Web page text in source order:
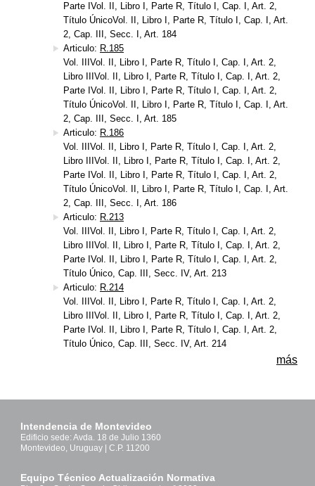
Parte IVol. II, Libro I, Parte R, Título I, Cap. I, Art. 2,
Título ÚnicoVol. II, Libro I, Parte R, Título I, Cap. I, Art.
2, Cap. III, Secc. I, Art. 184
Articulo: R.185
Vol. IIIVol. II, Libro I, Parte R, Título I, Cap. I, Art. 2,
Libro IIIVol. II, Libro I, Parte R, Título I, Cap. I, Art. 2,
Parte IVol. II, Libro I, Parte R, Título I, Cap. I, Art. 2,
Título ÚnicoVol. II, Libro I, Parte R, Título I, Cap. I, Art.
2, Cap. III, Secc. I, Art. 185
Articulo: R.186
Vol. IIIVol. II, Libro I, Parte R, Título I, Cap. I, Art. 2,
Libro IIIVol. II, Libro I, Parte R, Título I, Cap. I, Art. 2,
Parte IVol. II, Libro I, Parte R, Título I, Cap. I, Art. 2,
Título ÚnicoVol. II, Libro I, Parte R, Título I, Cap. I, Art.
2, Cap. III, Secc. I, Art. 186
Articulo: R.213
Vol. IIIVol. II, Libro I, Parte R, Título I, Cap. I, Art. 2,
Libro IIIVol. II, Libro I, Parte R, Título I, Cap. I, Art. 2,
Parte IVol. II, Libro I, Parte R, Título I, Cap. I, Art. 2,
Título Único, Cap. III, Secc. IV, Art. 213
Articulo: R.214
Vol. IIIVol. II, Libro I, Parte R, Título I, Cap. I, Art. 2,
Libro IIIVol. II, Libro I, Parte R, Título I, Cap. I, Art. 2,
Parte IVol. II, Libro I, Parte R, Título I, Cap. I, Art. 2,
Título Único, Cap. III, Secc. IV, Art. 214
más
Intendencia de Montevideo
Edificio sede: Avda. 18 de Julio 1360
Montevideo, Uruguay | C.P. 11200
Equipo Técnico Actualización Normativa